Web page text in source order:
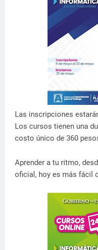
Las inscripciones
Los cursos tienen una
costo único de 360
Aprender a tu ritmo,
oficial, hoy es más fácil